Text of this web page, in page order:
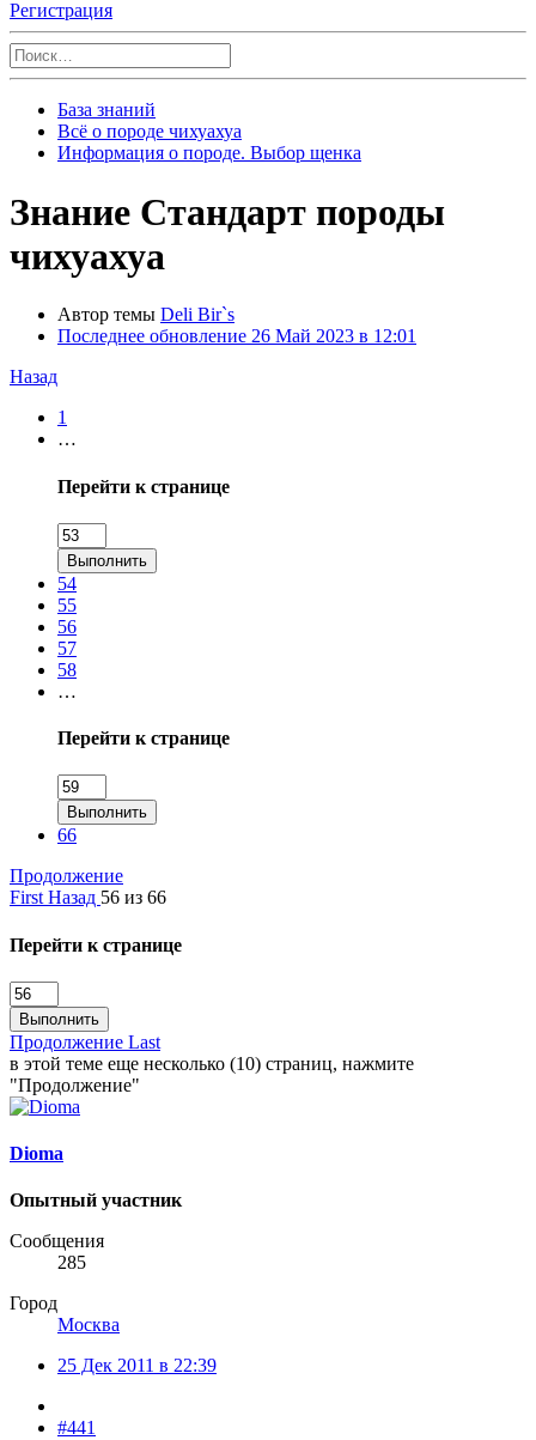
Регистрация
База знаний
Всё о породе чихуахуа
Информация о породе. Выбор щенка
Знание Стандарт породы
чихуахуа
Автор темы Deli Bir`s
Последнее обновление 26 Май 2023 в 12:01
Назад
1
…
Перейти к странице
Выполнить
54
55
56
57
58
…
Перейти к странице
Выполнить
66
Продолжение
First Назад 56 из 66
Перейти к странице
Выполнить
Продолжение Last
в этой теме еще несколько (10) страниц, нажмите
"Продолжение"
Dioma
Опытный участник
Сообщения
285
Город
Москва
25 Дек 2011 в 22:39
#441